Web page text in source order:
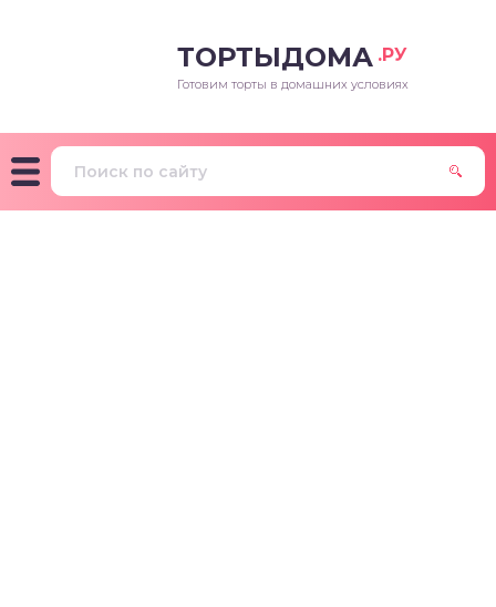
ТОРТЫДОМА .РУ
Готовим торты в домашних условиях